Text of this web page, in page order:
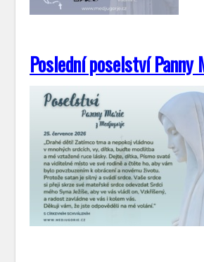
Poslední poselství Panny